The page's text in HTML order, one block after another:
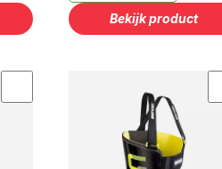
Bekijk product